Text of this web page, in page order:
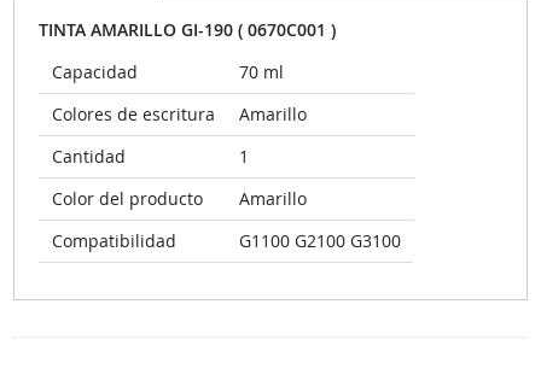
TINTA AMARILLO GI-190 ( 0670C001 )
Capacidad
70 ml
Colores de escritura
Amarillo
Cantidad
1
Color del producto
Amarillo
Compatibilidad
G1100 G2100 G3100